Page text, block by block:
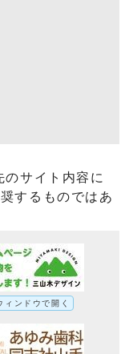
のサイト内容に
するものではあ
ィンドウで開く